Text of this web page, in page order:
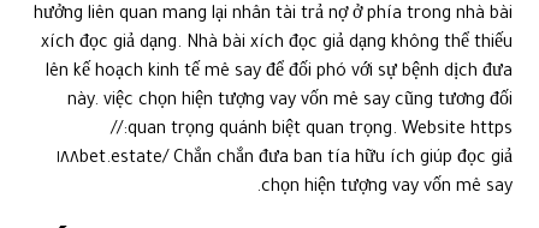
hưởng liên quan mang lại nhân tài trả nợ ở phía trong nhà bài
xích đọc giả dạng. Nhà bài xích đọc giả dạng không thể thiếu
lên kế hoạch kinh tế mê say để đối phó với sự bệnh dịch đưa
này. việc chọn hiện tượng vay vốn mê say cũng tương đối
quan trọng quánh biệt quan trọng. Website https://
١٨٨bet.estate/ Chắn chắn đưa ban tía hữu ích giúp đọc giả
chọn hiện tượng vay vốn mê say.